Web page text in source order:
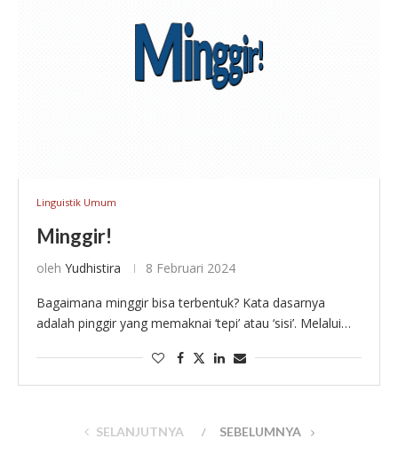
Linguistik Umum
Minggir!
oleh Yudhistira 8 Februari 2024
Bagaimana minggir bisa terbentuk? Kata dasarnya
adalah pinggir yang memaknai ‘tepi’ atau ‘sisi’. Melalui
artinya ‘menepi’. Dalam ragam cakapan, kata pinggir
juga bisa mengalami …
SELANJUTNYA SEBELUMNYA